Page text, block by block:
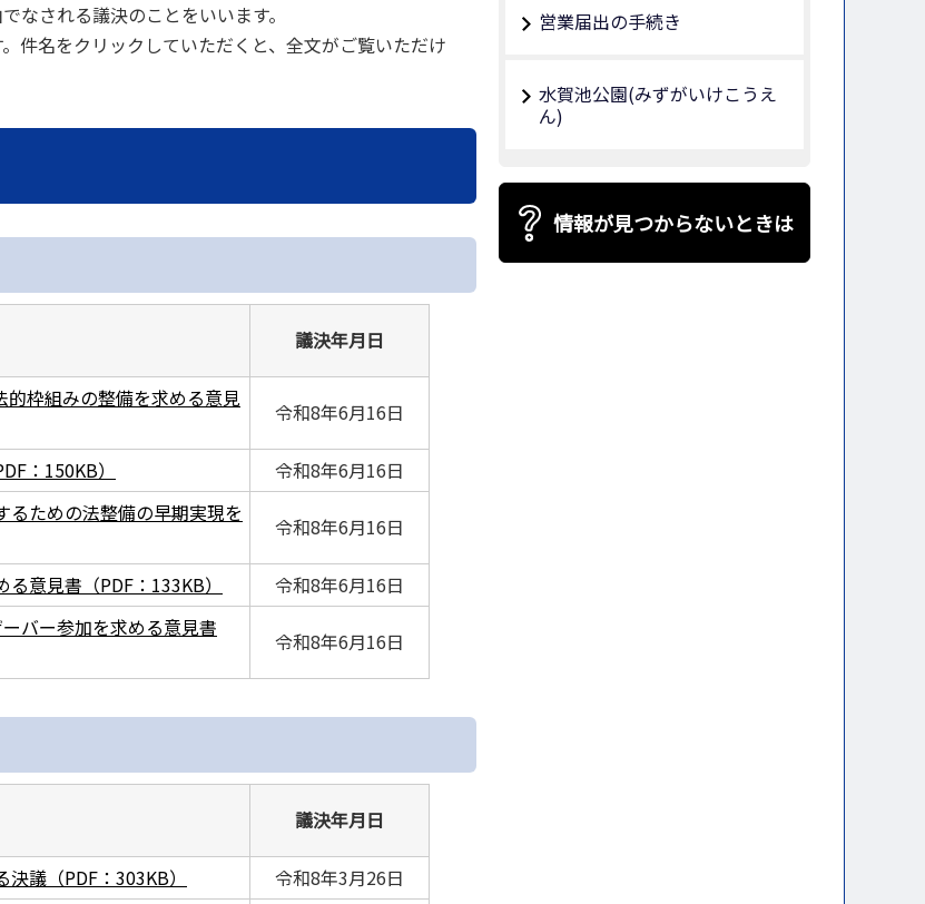
なされる議決のことをいいます。
件名をクリックしていただくと、全文がご覧いただけ
議決年月日
枠組みの整備を求める意見
令和8年6月16日
：150KB） 令和8年6月16日
るための法整備の早期実現を
令和8年6月16日
意見書（PDF：133KB） 令和8年6月16日
バー参加を求める意見書
令和8年6月16日
議決年月日
議（PDF：303KB） 令和8年3月26日
営業届出の手続き
水賀池公園(みずがいけこうえ
ん)
情報が見つからないときは